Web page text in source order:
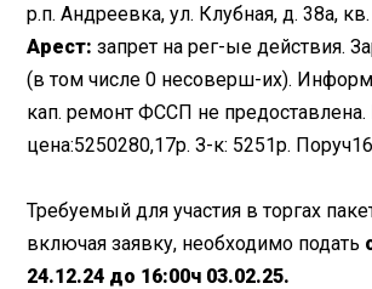
р.п. Андреевка, ул. Клубная, д. 38а,
Арест:запрет на рег-ые действия.
(в том числе 0 несоверш-их).
кап. ремонт ФССП не предоставлена.
цена:5250280,17р. З-к: 5251р.
Требуемый для участия в торгах
включая заявку, необходимо подать
24.12.24 до 16:00ч 03.02.25.